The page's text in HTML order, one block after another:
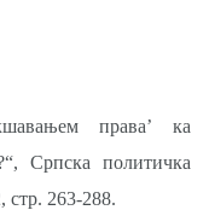
праваʼ ка
Српска политичка
стр. 263-288.